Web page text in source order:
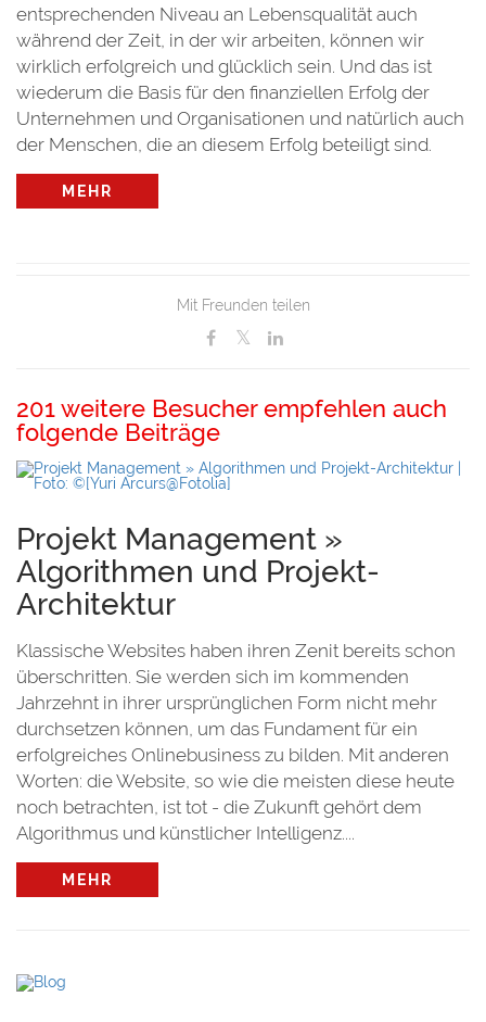
entsprechenden Niveau an Lebensqualität auch
während der Zeit, in der wir arbeiten, können wir
wirklich erfolgreich und glücklich sein. Und das ist
wiederum die Basis für den finanziellen Erfolg der
Unternehmen und Organisationen und natürlich auch
der Menschen, die an diesem Erfolg beteiligt sind.
MEHR
Mit Freunden teilen
201 weitere Besucher empfehlen auch
folgende Beiträge
Projekt Management »
Algorithmen und Projekt-
Architektur
Klassische Websites haben ihren Zenit bereits schon
überschritten. Sie werden sich im kommenden
Jahrzehnt in ihrer ursprünglichen Form nicht mehr
durchsetzen können, um das Fundament für ein
erfolgreiches Onlinebusiness zu bilden. Mit anderen
Worten: die Website, so wie die meisten diese heute
noch betrachten, ist tot - die Zukunft gehört dem
Algorithmus und künstlicher Intelligenz....
MEHR